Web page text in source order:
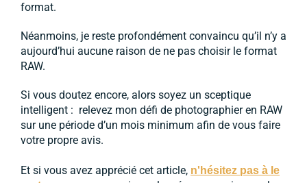
format.
Néanmoins, je reste profondément convaincu qu’il n’y a
aujourd’hui aucune raison de ne pas choisir le format
RAW.
Si vous doutez encore, alors soyez un sceptique
intelligent : relevez mon défi de photographier en RAW
sur une période d’un mois minimum afin de vous faire
votre propre avis.
Et si vous avez apprécié cet article, n'hésitez pas à le